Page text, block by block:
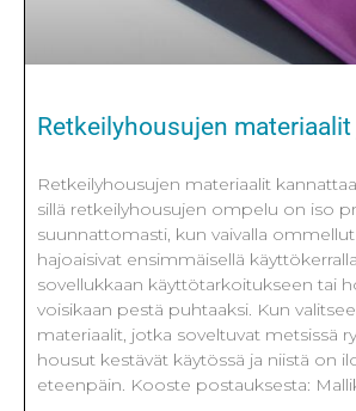
Retkeilyhousujen
Retkeilyhousujen materiaalit
sillä retkeilyhousujen ompelu on iso
suunnattomasti, kun vaivalla
hajoaisivat ensimmäisellä
sovellukkaan käyttötarkoitukseen tai
voisikaan pestä puhtaaksi. Kun
materiaalit, jotka soveltuvat metsissä
housut kestävät käytössä ja niistä on
eteenpäin. Kooste postauksesta: